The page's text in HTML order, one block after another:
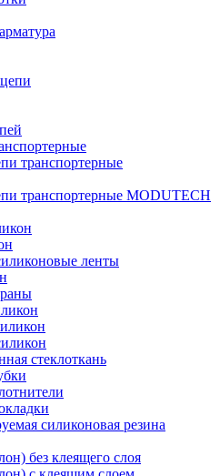
транспортерные
транспортерные MODUTECH
ленты
стеклоткань
силиконовая резина
без клеящего слоя